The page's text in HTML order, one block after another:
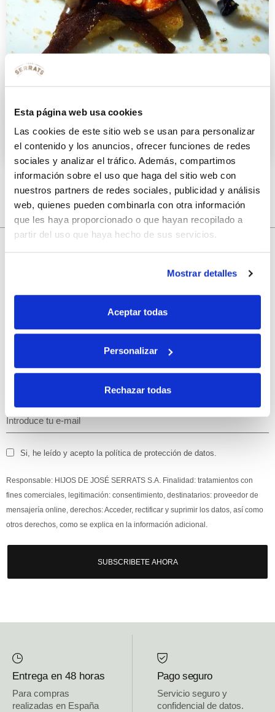
Esta página web usa cookies
Las cookies de este sitio web se usan para personalizar
el contenido y los anuncios, ofrecer funciones de redes
sociales y analizar el tráfico. Además, compartimos
información sobre el uso que haga del sitio web con
nuestros partners de redes sociales, publicidad y análisis
web, quienes pueden combinarla con otra información
que les haya proporcionado o que hayan recopilado a
partir del uso que haya hecho de sus servicios.
Mostrar detalles
Aceptar todas
Personalizar
Rechazar todas
Bonito del norte con espuma de
piquillos sobre pan de jengibre
26 NOVIEMBRE 2009
10% de descuento
con tu primera compra.
a nuestra newsletter para recibir nuestras
Si, he leído y acepto la política de protección de datos.
Responsable: HIJOS DE JOSÉ SERRATS S.A. Finalidad: tratamientos con
fines comerciales, legitimación: consentimiento, destinatarios: proveedor de
mensajería online, derechos: Acceder, rectificar y suprimir los datos, así como
otros derechos, como se explica en la información adicional.
SUBSCRIBETE AHORA
Entrega en 48 horas
Para compras
realizadas en España
Pago seguro
Servicio seguro y
confidencial de datos.